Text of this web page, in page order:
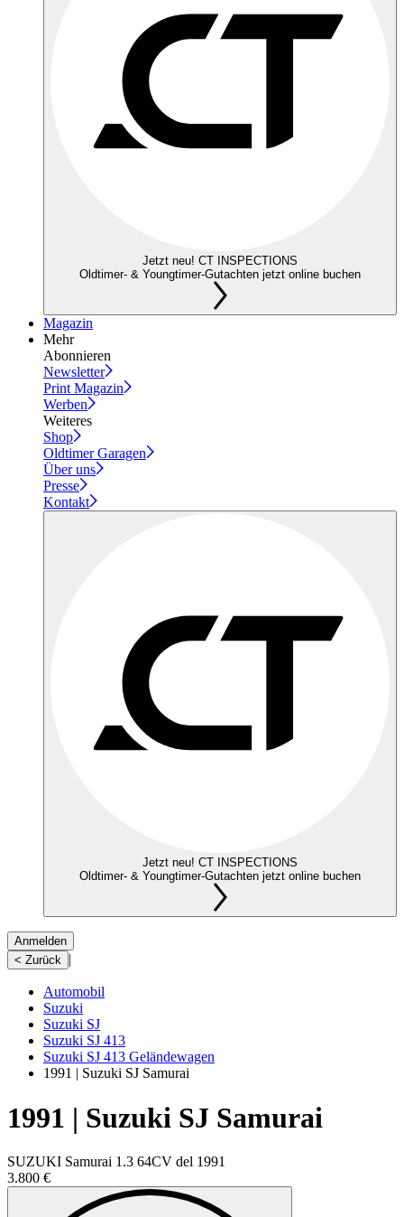
Jetzt neu! CT INSPECTIONS
Oldtimer- & Youngtimer-Gutachten jetzt online buchen
Magazin
Mehr
Abonnieren
Newsletter
Print Magazin
Werben
Weiteres
Shop
Oldtimer Garagen
Über uns
Presse
Kontakt
Jetzt neu! CT INSPECTIONS
Oldtimer- & Youngtimer-Gutachten jetzt online buchen
Anmelden
< Zurück |
Automobil
Suzuki
Suzuki SJ
Suzuki SJ 413
Suzuki SJ 413 Geländewagen
1991 | Suzuki SJ Samurai
1991 | Suzuki SJ Samurai
SUZUKI Samurai 1.3 64CV del 1991
3.800 €